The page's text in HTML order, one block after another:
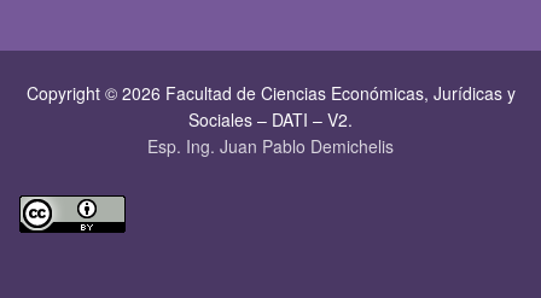
Copyright © 2026 Facultad de Ciencias Económicas, Jurí­dicas y
Sociales – DATI – V2.
Esp. Ing. Juan Pablo Demichelis